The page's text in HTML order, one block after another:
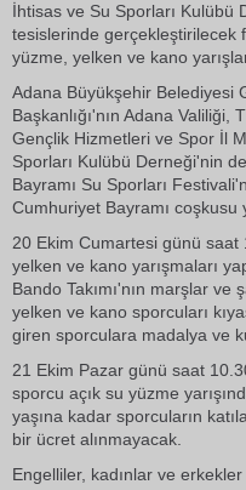
İhtisas ve Su Sporları
tesislerinde gerçekleştirilecek
yüzme, yelken ve kano
Adana Büyükşehir Belediyesi
Başkanlığı'nın Adana
Gençlik Hizmetleri ve Spor İl
Sporları Kulübü Derneği'nin
Bayramı Su Sporları
Cumhuriyet Bayramı coşkusu
20 Ekim Cumartesi günü
yelken ve kano yarışmaları
Bando Takımı'nın marşlar ve
yelken ve kano sporcuları
giren sporculara madalya ve
21 Ekim Pazar günü saat
sporcu açık su yüzme
yaşına kadar sporcuların
bir ücret alınmayacak.
Engelliler, kadınlar ve